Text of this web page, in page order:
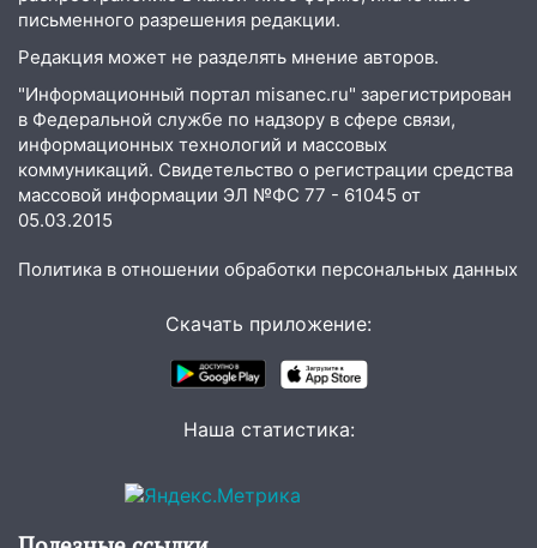
14:32 На Ульяновскую область
надвигается жара
14:08 Пешеход переходил по «зебре»:
подробности серьезной аварии на
Фруктовой
13:30
В Димитровграде на улице
Трудовой горело здание
13:00
Водитель без прав врезался в
Переезжал «зебру» на
велосипеде и попал под колеса
Железнодорожном районе горела дача
В Засвияжье под колёса авто
попал мужчина
письменного разрешения редакции.
Редакция может не разделять мнение авторов.
"Информационный портал misanec.ru" зарегистрирован
в Федеральной службе по надзору в сфере связи,
информационных технологий и массовых
коммуникаций. Свидетельство о регистрации средства
массовой информации ЭЛ №ФС 77 - 61045 от
05.03.2015
Политика в отношении обработки персональных данных
Скачать приложение:
Наша статистика: